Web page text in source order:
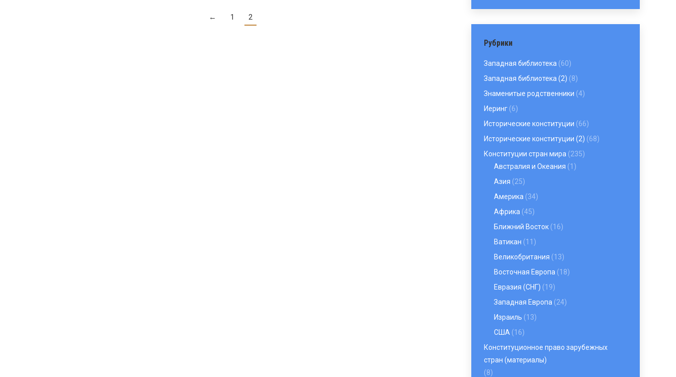
← 1 2
Рубрики
Западная библиотека (60)
Западная библиотека (2) (8)
Знаменитые родственники (4)
Иеринг (6)
Исторические конституции (66)
Исторические конституции (2) (68)
Конституции стран мира (235)
Австралия и Океания (1)
Азия (25)
Америка (34)
Африка (45)
Ближний Восток (16)
Ватикан (11)
Великобритания (13)
Восточная Европа (18)
Евразия (СНГ) (19)
Западная Европа (24)
Израиль (13)
США (16)
Конституционное право зарубежных
стран (материалы)
(8)